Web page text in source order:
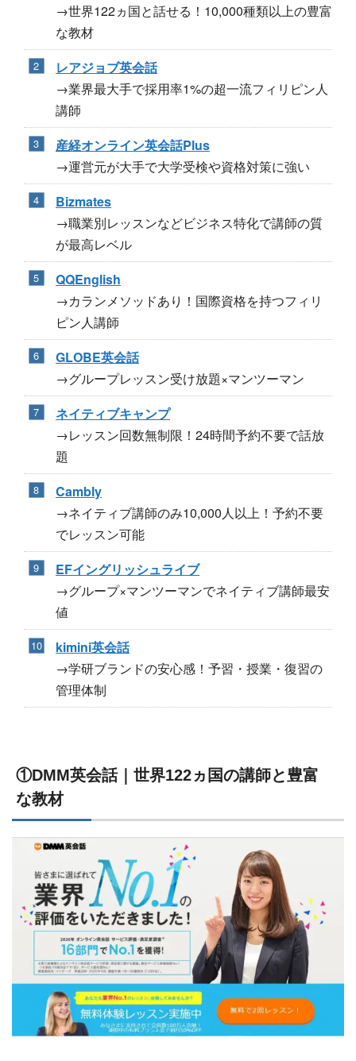
→世界122ヵ国と話せる！10,000種類以上の豊富
な教材
レアジョブ英会話
→業界最大手で採用率1%の超一流フィリピン人
講師
産経オンライン英会話Plus
→運営元が大手で大学受検や資格対策に強い
Bizmates
→職業別レッスンなどビジネス特化で講師の質
が最高レベル
QQEnglish
→カランメソッドあり！国際資格を持つフィリ
ピン人講師
GLOBE英会話
→グループレッスン受け放題×マンツーマン
ネイティブキャンプ
→レッスン回数無制限！24時間予約不要で話放
題
Cambly
→ネイティブ講師のみ10,000人以上！予約不要
でレッスン可能
EFイングリッシュライブ
→グループ×マンツーマンでネイティブ講師最安
値
kimini英会話
→学研ブランドの安心感！予習・授業・復習の
管理体制
①DMM英会話｜世界122ヵ国の講師と豊富
な教材